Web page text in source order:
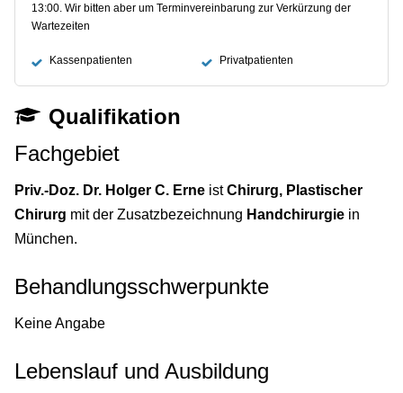
13:00. Wir bitten aber um Terminvereinbarung zur Verkürzung der
Wartezeiten
Kassenpatienten Privatpatienten
Qualifikation
Fachgebiet
Priv.-Doz. Dr. Holger C. Erne istChirurg, Plastischer
Chirurg mit der Zusatzbezeichnung Handchirurgie in
München.
Behandlungsschwerpunkte
Keine Angabe
Lebenslauf und Ausbildung